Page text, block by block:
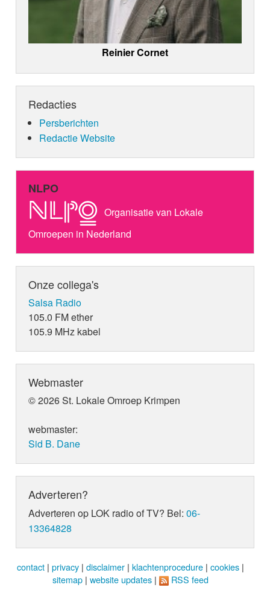
Reinier Cornet
Redacties
Persberichten
Redactie Website
NLPO
Organisatie van Lokale
Omroepen in Nederland
Onze collega's
Salsa Radio
105.0 FM ether
105.9 MHz kabel
Webmaster
© 2026 St. Lokale Omroep Krimpen
webmaster:
Sid B. Dane
Adverteren?
Adverteren op LOK radio of TV? Bel:06-
13364828
contact | privacy | disclaimer | klachtenprocedure | cookies |
sitemap | website updates | RSS feed